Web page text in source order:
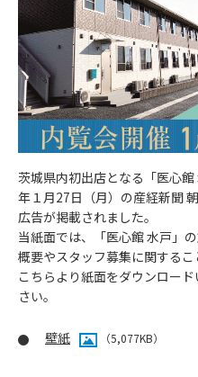
茨城県内初出店となる「医心
年１月27日（月）の産経新聞
広告が掲載されました。
当紙面では、「医心館 水戸」
概要やスタッフ募集に関するこ
こちらより紙面をダウンロー
さい。
壁紙 （5,077KB）